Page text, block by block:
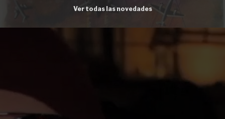
Ver todas las novedades